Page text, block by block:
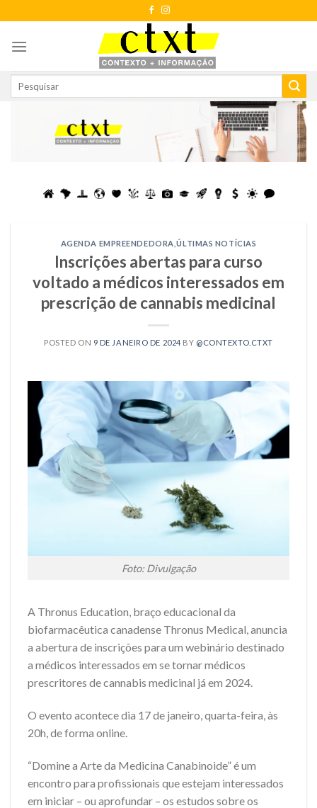
to
content
AGENDA EMPREENDEDORA ,ÚLTIMAS NOTÍCIAS
Inscrições abertas para curso
voltado a médicos interessados em
prescrição de cannabis medicinal
POSTED ON 9 DE JANEIRO DE 2024 BY @CONTEXTO.CTXT
Foto: Divulgação
A Thronus Education, braço educacional da
biofarmacêutica canadense Thronus Medical, anuncia
a abertura de inscrições para um webinário destinado
a médicos interessados em se tornar médicos
prescritores de cannabis medicinal já em 2024.
O evento acontece dia 17 de janeiro, quarta-feira, às
20h, de forma online.
“Domine a Arte da Medicina Canabinoide” é um
encontro para profissionais que estejam interessados
em iniciar – ou aprofundar – os estudos sobre os